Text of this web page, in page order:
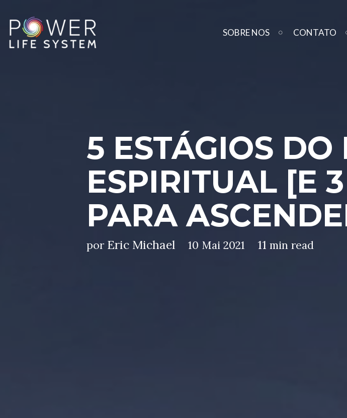
Home
SOBRE NOS CONTATO
5 ESTÁGIOS DO
ESPIRITUAL [E
PARA
por Eric Michael 10 Mai 2021 11 min read